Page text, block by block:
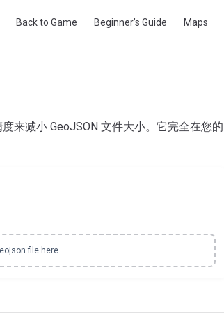
Back to Game Beginner’s Guide Maps
来减小 GeoJSON 文件大小。它完全在您的
file here